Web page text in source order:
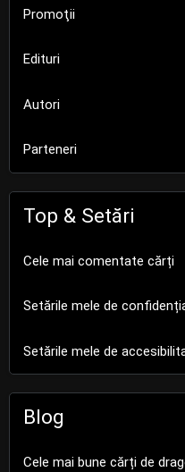
Promoţii
Edituri
Autori
Parteneri
Top & Setări
Cele mai comentate cărți
Setările mele de
Setările mele de
Blog
Cele mai bune cărți de